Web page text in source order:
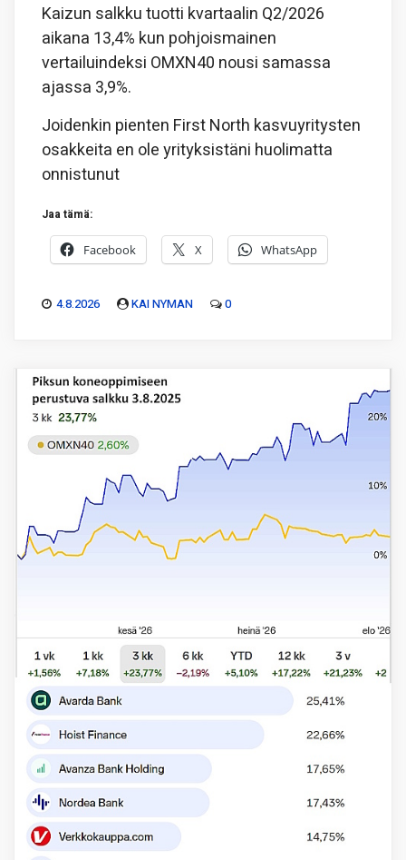
Kaizun salkku tuotti kvartaalin Q2/2026
aikana 13,4% kun pohjoismainen
vertailuindeksi OMXN40 nousi samassa
ajassa 3,9%.
Joidenkin pienten First North kasvuyritysten
osakkeita en ole yrityksistäni huolimatta
onnistunut
Jaa tämä:
Facebook X WhatsApp
4.8.2026 KAI NYMAN 0